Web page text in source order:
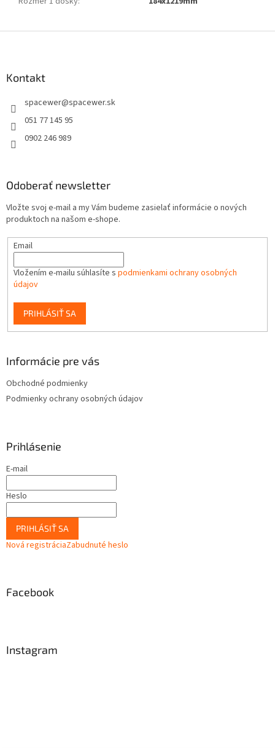
Kontakt
spacewer@spacewer.sk
051 77 145 95
0902 246 989
Odoberať newsletter
Vložte svoj e-mail a my Vám budeme zasielať informácie o nových
produktoch na našom e-shope.
Email
Vložením e-mailu súhlasíte s podmienkami ochrany osobných
údajov
PRIHLÁSIŤ SA
Informácie pre vás
Obchodné podmienky
Podmienky ochrany osobných údajov
Prihlásenie
E-mail
Heslo
PRIHLÁSIŤ SA
Nová registráciaZabudnuté heslo
Facebook
Instagram